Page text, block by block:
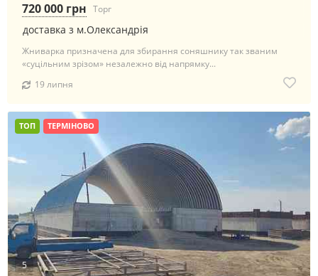
доставка з м.Олександрія
720 000 грн Торг
Жниварка призначена для збирання соняшнику так званим
«суцільним зрізом» незалежно від напрямку...
19 липня
ТОП ТЕРМІНОВО
5